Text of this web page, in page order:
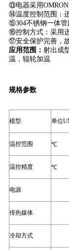
⑬电器采用
⑭温度控制范围：
⑮304不锈钢一体管
⑯控制方式：采用
⑰安全保护完善，
应用范围： 射出成
温，辊轮加温
规格参数
模型 单位
温控范围 ℃
温控精度 ℃
电源
传热媒体
冷却方式